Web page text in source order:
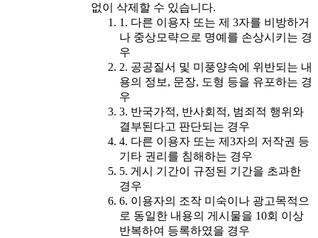
없이 삭제할 수 있습니다.
1. 다른 이용자 또는 제 3자를 비방하거
나 중상모략으로 명예를 손상시키는 경
우
2. 공공질서 및 미풍양속에 위반되는 내
용의 정보, 문장, 도형 등을 유포하는 경
우
3. 반국가적, 반사회적, 범죄적 행위와
결부된다고 판단되는 경우
4. 다른 이용자 또는 제3자의 저작권 등
기타 권리를 침해하는 경우
5. 게시 기간이 규정된 기간을 초과한
경우
6. 이용자의 조작 미숙이나 광고목적으
로 동일한 내용의 게시물을 10회 이상
반복하여 등록하였을 경우